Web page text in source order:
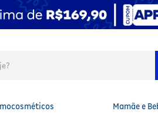
Mamãe e